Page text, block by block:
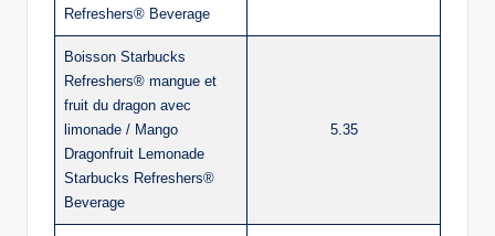
Refreshers® Beverage
Boisson Starbucks
Refreshers® mangue et
fruit du dragon avec
limonade / Mango
Dragonfruit Lemonade
Starbucks Refreshers®
Beverage
5.35